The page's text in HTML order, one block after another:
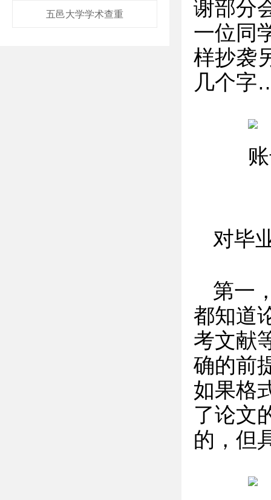
五邑大学学术查重
谢部分
一位同
样抄袭
几个
对毕
第一
都知道
考文献
确的前
如果格
了论文
的，但